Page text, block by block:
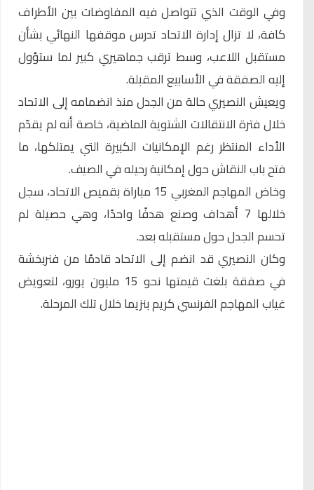
وفي الوقت الذي تتواصل فيه المفاوضات بين الأطراف
كافة، لا تزال إدارة الاتحاد تدرس موقفها النهائي بشأن
مستقبل اللاعب، وسط ترقب جماهيري كبير لما ستؤول
إليه الصفقة في الأسابيع المقبلة.
ويعيش النصيري حالة من الجدل منذ انضمامه إلى الاتحاد
خلال فترة الانتقالات الشتوية الماضية، خاصة أنه لم يقدّم
الأداء المنتظر رغم الإمكانيات الكبيرة التي يمتلكها، ما
فتح باب النقاش حول إمكانية رحيله في الصيف.
وخاض المهاجم المغربي 15 مباراة بقميص الاتحاد، سجل
خلالها 7 أهداف وصنع هدفًا واحدًا، وهي حصيلة لم
تحسم الجدل حول مستقبله بعد.
وكان النصيري قد انضم إلى الاتحاد قادمًا من فنربخشة
في صفقة بلغت قيمتها نحو 15 مليون يورو، لتعويض
غياب المهاجم الفرنسي كريم بنزيما خلال تلك المرحلة.